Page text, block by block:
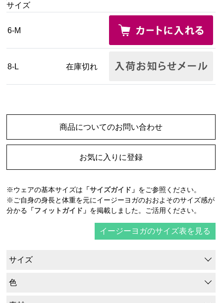
サイズ
6-M
8-L 在庫切れ
商品についてのお問い合わせ
お気に入りに登録
※ウェアの基本サイズは 「サイズガイド」 をご参照ください。
※ご自身の身長と体重を元にイージーヨガのおおよそのサイズ感が
分かる 「フィットガイド」 を掲載しました。ご活用ください。
イージーヨガのサイズ表を見る
サイズ
色